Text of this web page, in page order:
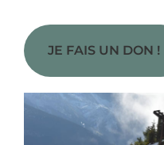
JE FAIS UN DON ! ​